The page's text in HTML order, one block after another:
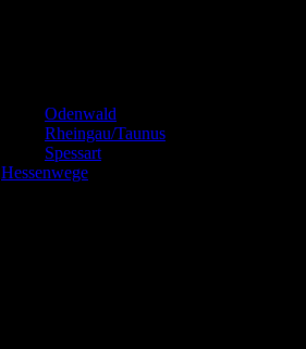
Odenwald
Rheingau/Taunus
Spessart
Hessenwege